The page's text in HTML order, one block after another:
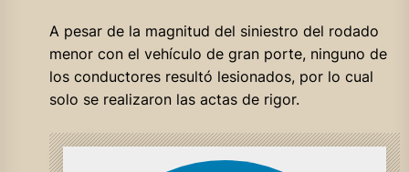
A pesar de la magnitud del siniestro del rodado
menor con el vehículo de gran porte, ninguno de
los conductores resultó lesionados, por lo cual
solo se realizaron las actas de rigor.